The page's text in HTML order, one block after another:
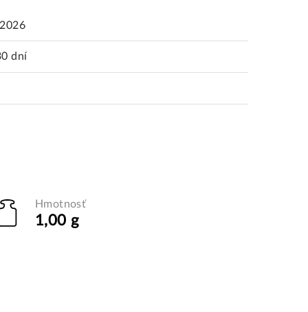
dní
Hmotnosť
1,00 g